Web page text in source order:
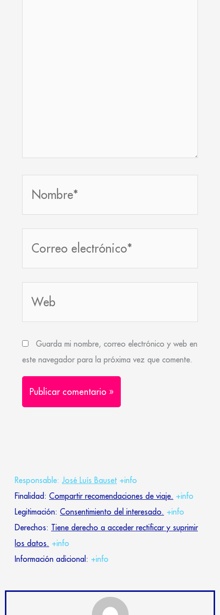
electrónico*
Guarda mi nombre, correo electrónico y web en
este navegador para la próxima vez que comente.
Responsable: José Luís Bauset +info
Finalidad: Compartir recomendaciones de viaje. +info
Legitimación: Consentimiento del interesado. +info
Derechos: Tiene derecho a acceder rectificar y suprimir
los datos. +info
Información adicional: +info